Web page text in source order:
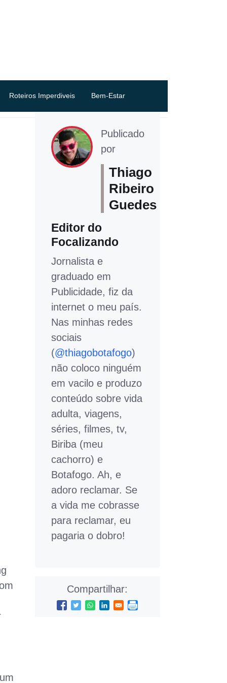
Roteiros Imperdiveis Bem-Estar
Publicado
por
Thiago
Ribeiro
Guedes
Editor do
Focalizando
Jornalista e
graduado em
Publicidade, fiz da
internet o meu país.
Nas minhas redes
sociais
(@thiagobotafogo)
não coloco ninguém
em vacilo e produzo
conteúdo sobre vida
adulta, viagens,
séries, filmes, tv,
Biriba (meu
cachorro) e
Botafogo. Ah, e
adoro reclamar. Se
a vida me cobrasse
para reclamar, eu
pagaria o dobro!
Compartilhar: